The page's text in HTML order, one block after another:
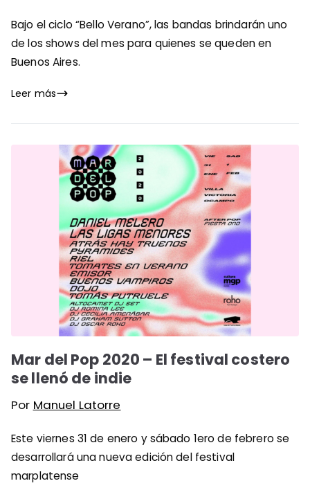
Bajo el ciclo “Bello Verano”, las bandas brindarán uno
de los shows del mes para quienes se queden en
Buenos Aires.
Leer más
Mar del Pop 2020 – El festival costero
se llenó de indie
Por Manuel Latorre
Este viernes 31 de enero y sábado 1ero de febrero se
desarrollará una nueva edición del festival
marplatense